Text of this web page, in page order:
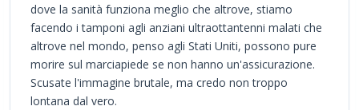
dove la sanità funziona meglio che altrove, stiamo
facendo i tamponi agli anziani ultraottantenni malati che
altrove nel mondo, penso agli Stati Uniti, possono pure
morire sul marciapiede se non hanno un'assicurazione.
Scusate l'immagine brutale, ma credo non troppo
lontana dal vero.